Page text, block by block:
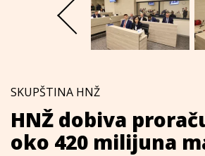
SKUPŠTINA HNŽ
HNŽ dobiva
oko 420 milijuna